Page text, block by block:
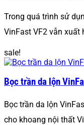
Trong quá trình sử
VinFast VF2 vẫn
sale!
Bọc trần da lộn
Bọc trần da lộn
cho khoang nội thất